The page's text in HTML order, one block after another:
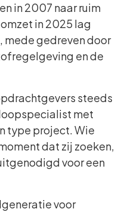
in 2007 naar ruim
in 2025 lag
mede gedreven door
en de
steeds
met
type project. Wie
dat zij zoeken,
voor een
voor